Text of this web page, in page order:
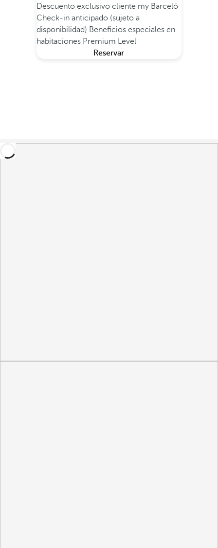
Descuento exclusivo cliente my Barceló
Check-in anticipado (sujeto a
disponibilidad) Beneficios especiales en
habitaciones Premium Level
Reservar